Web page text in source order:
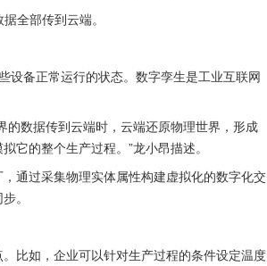
全部传到云端。
设备正常运行的状态。数字孪生是工业互联网
的数据传到云端时，云端还原物理世界，形成
它的整个生产过程。”龙小昂描述。
通过采集物理实体属性构建虚拟化的数字化交
。
比如，企业可以针对生产过程的条件设定温度